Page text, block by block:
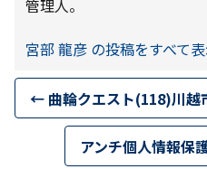
管理人。
宮部 龍彦 の投稿をすべて
← 曲輪クエスト(118)川越
アンチ個人情報保